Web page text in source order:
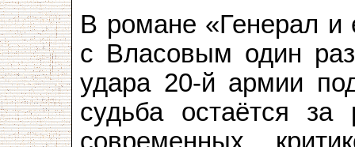
В романе «Генерал и
с Власовым один
удара 20-й армии
судьба остаётся за
современных